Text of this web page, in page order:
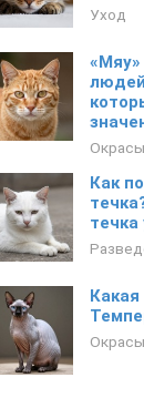
Уход
«Мяу»
Как
течка